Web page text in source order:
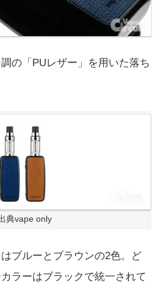
の「PUレザー」を用いた落ち
典vape only
ブルーとブラウンの2色。ど
ラーはブラックで統一されて